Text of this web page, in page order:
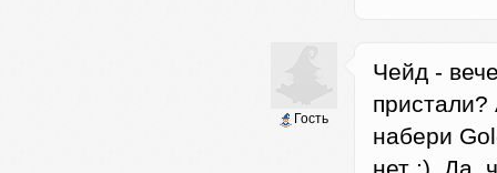
Гость
Чейд -
набери